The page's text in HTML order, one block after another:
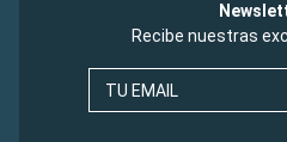
Recibe nuestras
TU EMAIL